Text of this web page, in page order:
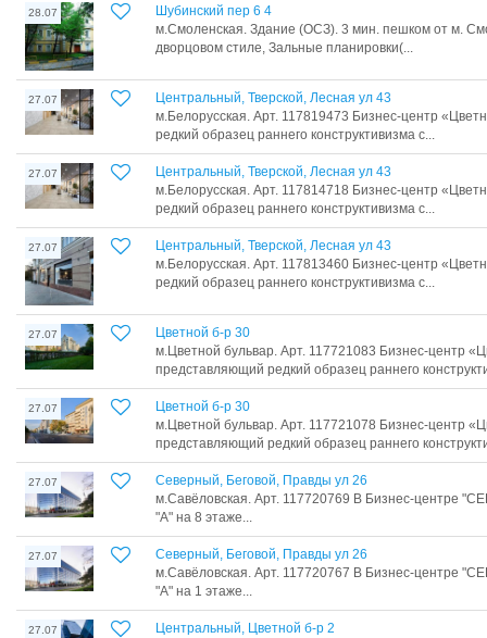
28.07
Шубинский пер 6 4
м.Смоленская. Здание (ОСЗ). 3 мин. пешком от м.
дворцовом стиле, Зальные планировки(...
27.07
Центральный, Тверской, Лесная ул 43
м.Белорусская. Арт. 117819473 Бизнес-центр
редкий образец раннего конструктивизма с...
27.07
Центральный, Тверской, Лесная ул 43
м.Белорусская. Арт. 117814718 Бизнес-центр
редкий образец раннего конструктивизма с...
27.07
Центральный, Тверской, Лесная ул 43
м.Белорусская. Арт. 117813460 Бизнес-центр
редкий образец раннего конструктивизма с...
27.07
Цветной б-р 30
м.Цветной бульвар. Арт. 117721083 Бизнес-центр
представляющий редкий образец раннего
27.07
Цветной б-р 30
м.Цветной бульвар. Арт. 117721078 Бизнес-центр
представляющий редкий образец раннего
27.07
Северный, Беговой, Правды ул 26
м.Савёловская. Арт. 117720769 В Бизнес-
"А" на 8 этаже...
27.07
Северный, Беговой, Правды ул 26
м.Савёловская. Арт. 117720767 В Бизнес-
"А" на 1 этаже...
27.07
Центральный, Цветной б-р 2